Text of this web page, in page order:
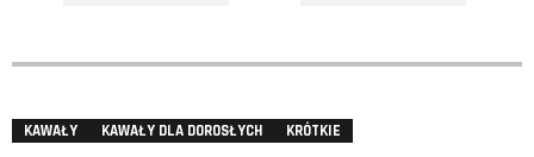
KAWAŁY KAWAŁY DLA DOROSŁYCH KRÓTKIE